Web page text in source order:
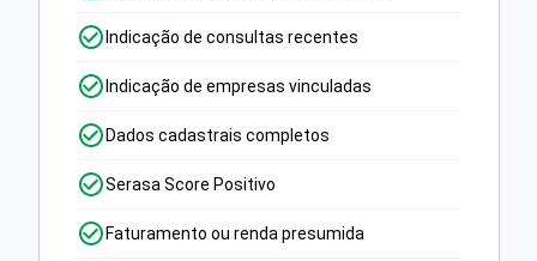
Indicação de consultas recentes
Indicação de empresas vinculadas
Dados cadastrais completos
Serasa Score Positivo
Faturamento ou renda presumida